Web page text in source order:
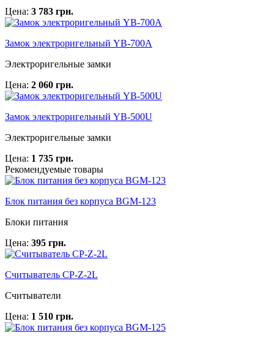
Цена: 3 783 грн.
Замок электроригельный YB-700A
Электроригельные замки
Цена: 2 060 грн.
Замок электроригельный YB-500U
Электроригельные замки
Цена: 1 735 грн.
Рекомендуемые товары
Блок питания без корпуса BGM-123
Блоки питания
Цена: 395 грн.
Считыватель CP-Z-2L
Считыватели
Цена: 1 510 грн.